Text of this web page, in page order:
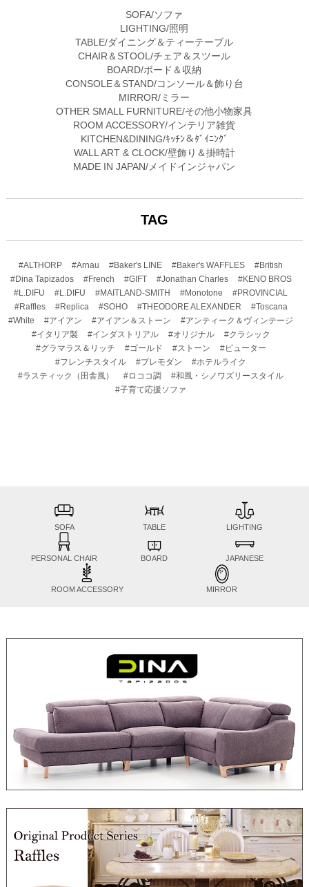
SOFA/ソファ
LIGHTING/照明
TABLE/ダイニング＆ティーテーブル
CHAIR＆STOOL/チェア＆スツール
BOARD/ボード＆収納
CONSOLE＆STAND/コンソール＆飾り台
MIRROR/ミラー
OTHER SMALL FURNITURE/その他小物家具
ROOM ACCESSORY/インテリア雑貨
KITCHEN&DINING/ｷｯﾁﾝ＆ﾀﾞｲﾆﾝｸﾞ
WALL ART & CLOCK/壁飾り＆掛時計
MADE IN JAPAN/メイドインジャパン
TAG
#ALTHORP #Arnau #Baker's LINE #Baker's WAFFLES
#British
#Dina Tapizados
#French #GIFT #Jonathan Charles
#KENO BROS
#L.DIFU
#L.DIFU #MAITLAND-SMITH #Monotone
#PROVINCIAL
#Raffles
#Replica #SOHO #THEODORE ALEXANDER
#Toscana
#White
#アイアン #アイアン＆ストーン
#アンティーク＆ヴィンテージ
#イタリア製
#インダストリアル #オリジナル
#クラシック
#グラマラス＆リッチ
#ゴールド #ストーン
#ピューター
#フレンチスタイル
#プレモダン
#ホテルライク
#ラスティック（田舎風）
#ロココ調
#和風・シノワズリースタイル
#子育て応援ソファ
SOFA TABLE LIGHTING
PERSONAL CHAIR BOARD JAPANESE
ROOM ACCESSORY MIRROR